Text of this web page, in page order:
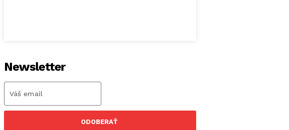
Newsletter
ODOBERAŤ